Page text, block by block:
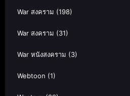
War สงคราม (198)
War สงคราม (31)
War หนังสงคราม (3)
Webtoon (1)